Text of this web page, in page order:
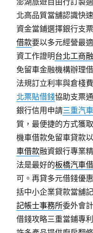
北高品質當舖認識快
資金當鋪選擇銀行支
借款要以多元經營最
資工作證明台北工商
免留車金融機構辦理
法規訂立利率與倉棧
北票貼借錢協助支票
銀行信用申請三重汽
質，最便捷的方式獲
機車借款免留車貸款
車借款融資銀行專業
法是最好的板橋汽車
可。再貸多元借錢優
括中小企業貸款當舖
記帳士事務所委外會
借錢攻略三重當鋪專